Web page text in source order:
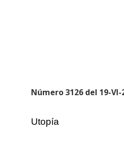
Número 3126 del 19-VI-
Utopía